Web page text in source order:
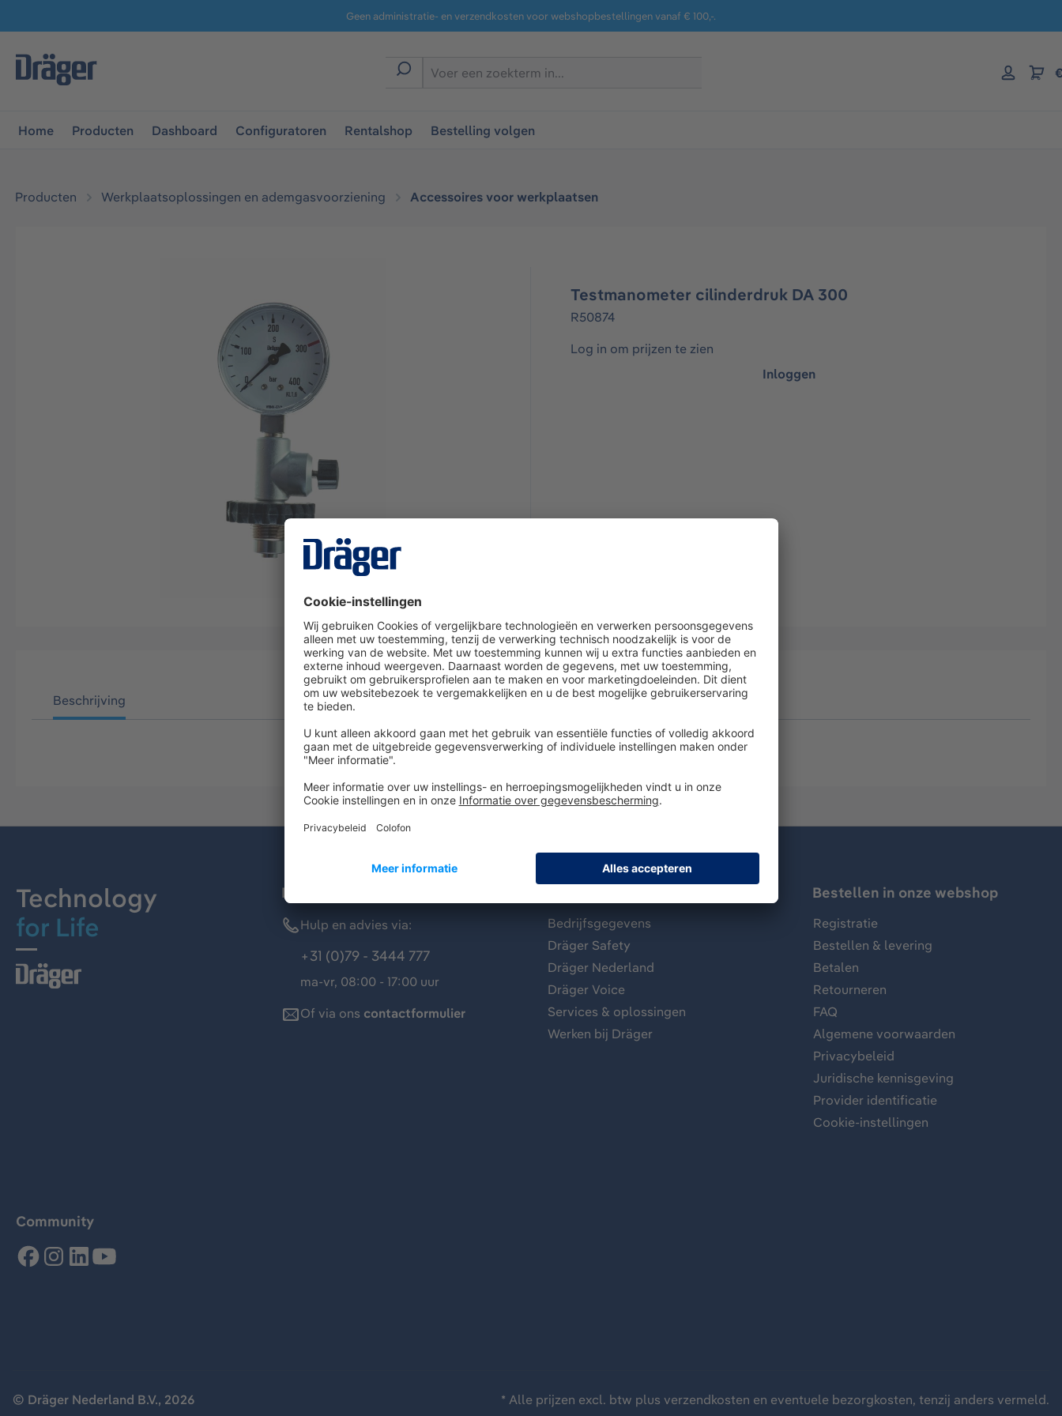
Ga naar navigatie B2B-platformGeen administratie- en verzendkosten voor webshopbestellingen vanaf € 100,-.
Home Producten Dashboard Configuratoren Rentalshop Bestelling volgen
Producten Werkplaatsoplossingen en ademgasvoorziening Accessoires voor werkplaatsen
Testmanometer cilinderdruk DA 300
R50874
Log in om prijzen te zien
Inloggen
Beschrijving
Technology
for Life
Dräger klantenservice
Hulp en advies via:
+31 (0)79 - 3444 777
ma-vr, 08:00 - 17:00 uur
Of via ons contactformulier
Bedrijfsgegevens
Dräger Safety
Dräger Nederland
Dräger Voice
Services & oplossingen
Werken bij Dräger
Bestellen in onze webshop
Registratie
Bestellen & levering
Betalen
Retourneren
FAQ
Algemene voorwaarden
Privacybeleid
Juridische kennisgeving
Provider identificatie
Cookie-instellingen
Community
© Dräger Nederland B.V., 2026 * Alle prijzen excl. btw plus verzendkosten en eventuele bezorgkosten, tenzij anders vermeld.